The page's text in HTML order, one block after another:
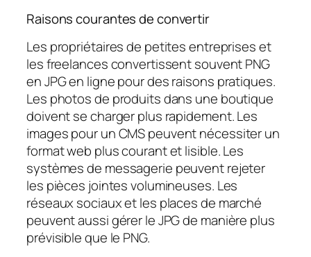
Raisons courantes de convertir
Les propriétaires de petites entreprises et
les freelances convertissent souvent PNG
en JPG en ligne pour des raisons pratiques.
Les photos de produits dans une boutique
doivent se charger plus rapidement. Les
images pour un CMS peuvent nécessiter un
format web plus courant et lisible. Les
systèmes de messagerie peuvent rejeter
les pièces jointes volumineuses. Les
réseaux sociaux et les places de marché
peuvent aussi gérer le JPG de manière plus
prévisible que le PNG.